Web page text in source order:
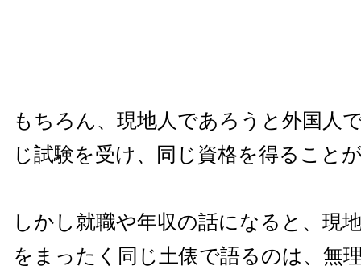
もちろん、現地人であろうと外国人
じ試験を受け、同じ資格を得ること
しかし就職や年収の話になると、現
をまったく同じ土俵で語るのは、無